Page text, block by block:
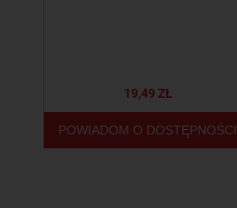
19,49 ZŁ
POWIADOM O DOSTĘPNOŚCI